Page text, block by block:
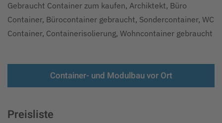
Gebraucht Container zum kaufen, Archiktekt, Büro
Container, Bürocontainer gebraucht, Sondercontainer, WC
Container, Containerisolierung, Wohncontainer gebraucht
Container- und Modulbau vor Ort
Preisliste